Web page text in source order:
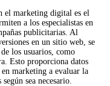
el marketing digital es el
a los especialistas en
publicitarias. Al
en un sitio web, se
los usuarios, como
Esto proporciona datos
en marketing a evaluar la
sea necesario.